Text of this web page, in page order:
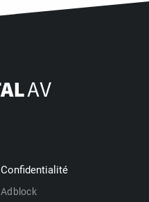
Confidentialité
Adblock